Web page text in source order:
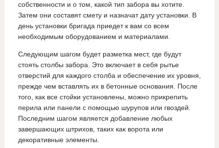
собственности и о том, какой тип забора вы хотите.
Затем они составят смету и назначат дату установки. В
день установки бригада приедет к вам со всем
необходимым оборудованием и материалами.
Следующим шагом будет разметка мест, где будут
стоять столбы забора. Это включает в себя рытье
отверстий для каждого столба и обеспечение их уровня,
прежде чем вставлять их в бетонные основания. После
того, как все стойки установлены, можно прикрепить
перила или панели с помощью шурупов или гвоздей.
Последним шагом является добавление любых
завершающих штрихов, таких как ворота или
декоративные элементы.